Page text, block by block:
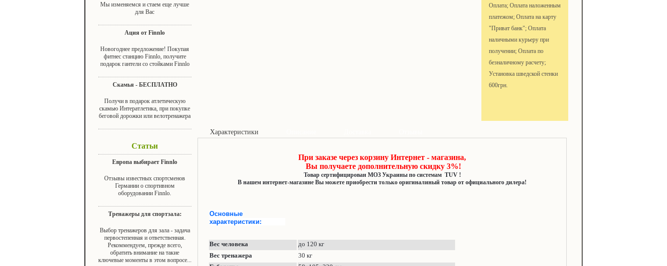
Мы изменяемся и стаем еще лучше
для Вас
Ация от Finnlo
Новогоднее предложение! Покупая
фитнес станцию Finnlo, получите
подарок гантели со стойками Finnlo
Скамья - БЕСПЛАТНО
Получи в подарок атлетическую
скамью Интератлетика, при покупке
беговой дорожки или велотренажера
Статьи
Европа выбирает Finnlo
Отзывы известных спортсменов
Германии о спортивном
оборудовании Finnlo.
Тренажеры для спортзала:
Выбор тренажеров для зала - задача
первостепенная и ответственная.
Рекоммендуем, прежде всего,
обратить внимание на такие
ключевые моменты в этом вопросе...
Оплата; Оплата наложенным
платежом; Оплата на карту
"Приват банк"; Оплата
наличными курьеру при
получении; Оплата по
безналичному расчету;
Установка шведской стенки
600грн.
Характеристики
При заказе через корзину Интернет - магазинa,
Вы получаете дополнительную скидку 3%!
Товар сертифицирован МОЗ Украины по системам TUV !
В нашем интернет-магазине Вы можете приобрести только оригиналиный товар от официального дилера!
Основные
характеристики:
Вес человека до 120 кг
Вес тренажера 30 кг